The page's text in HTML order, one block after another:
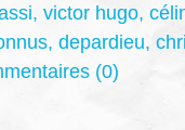
, victor hugo,
, depardieu,
(0)